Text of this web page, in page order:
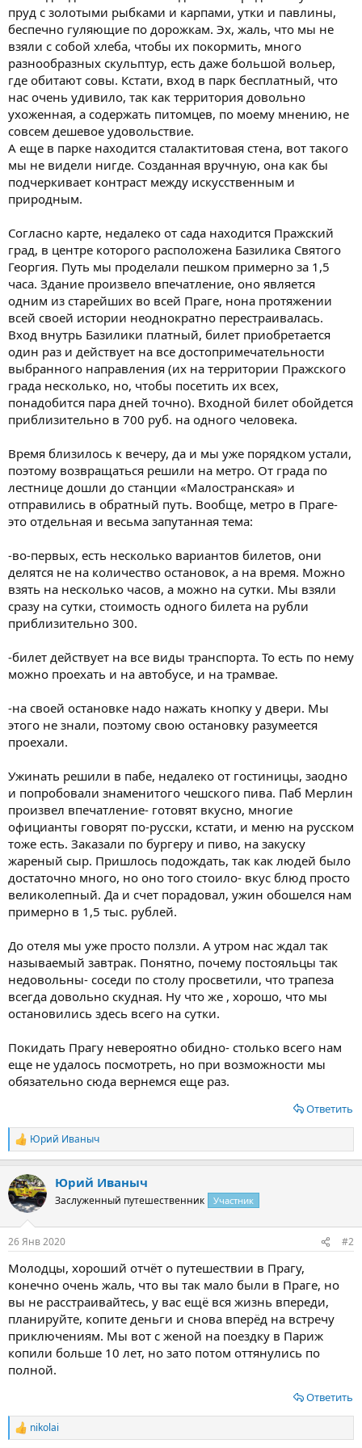
пруд с золотыми рыбками и карпами, утки и павлины,
беспечно гуляющие по дорожкам. Эх, жаль, что мы не
взяли с собой хлеба, чтобы их покормить, много
разнообразных скульптур, есть даже большой вольер,
где обитают совы. Кстати, вход в парк бесплатный, что
нас очень удивило, так как территория довольно
ухоженная, а содержать питомцев, по моему мнению, не
совсем дешевое удовольствие.
А еще в парке находится сталактитовая стена, вот такого
мы не видели нигде. Созданная вручную, она как бы
подчеркивает контраст между искусственным и
природным.
Согласно карте, недалеко от сада находится Пражский
град, в центре которого расположена Базилика Святого
Георгия. Путь мы проделали пешком примерно за 1,5
часа. Здание произвело впечатление, оно является
одним из старейших во всей Праге, нона протяжении
всей своей истории неоднократно перестраивалась.
Вход внутрь Базилики платный, билет приобретается
один раз и действует на все достопримечательности
выбранного направления (их на территории Пражского
града несколько, но, чтобы посетить их всех,
понадобится пара дней точно). Входной билет обойдется
приблизительно в 700 руб. на одного человека.
Время близилось к вечеру, да и мы уже порядком устали,
поэтому возвращаться решили на метро. От града по
лестнице дошли до станции «Малостранская» и
отправились в обратный путь. Вообще, метро в Праге-
это отдельная и весьма запутанная тема:
-во-первых, есть несколько вариантов билетов, они
делятся не на количество остановок, а на время. Можно
взять на несколько часов, а можно на сутки. Мы взяли
сразу на сутки, стоимость одного билета на рубли
приблизительно 300.
-билет действует на все виды транспорта. То есть по нему
можно проехать и на автобусе, и на трамвае.
-на своей остановке надо нажать кнопку у двери. Мы
этого не знали, поэтому свою остановку разумеется
проехали.
Ужинать решили в пабе, недалеко от гостиницы, заодно
и попробовали знаменитого чешского пива. Паб Мерлин
произвел впечатление- готовят вкусно, многие
официанты говорят по-русски, кстати, и меню на русском
тоже есть. Заказали по бургеру и пиво, на закуску
жареный сыр. Пришлось подождать, так как людей было
достаточно много, но оно того стоило- вкус блюд просто
великолепный. Да и счет порадовал, ужин обошелся нам
примерно в 1,5 тыс. рублей.
До отеля мы уже просто ползли. А утром нас ждал так
называемый завтрак. Понятно, почему постояльцы так
недовольны- соседи по столу просветили, что трапеза
всегда довольно скудная. Ну что же , хорошо, что мы
остановились здесь всего на сутки.
Покидать Прагу невероятно обидно- столько всего нам
еще не удалось посмотреть, но при возможности мы
обязательно сюда вернемся еще раз.
Ответить
Р
е
к
ц
и
Юрий Иваныч
Юрий Иваныч
Заслуженный путешественник Участник
26 Янв 2020 #2
Молодцы, хороший отчёт о путешествии в Прагу,
конечно очень жаль, что вы так мало были в Праге, но
вы не расстраивайтесь, у вас ещё вся жизнь впереди,
планируйте, копите деньги и снова вперёд на встречу
приключениям. Мы вот с женой на поездку в Париж
копили больше 10 лет, но зато потом оттянулись по
полной.
Ответить
Р
nikolai